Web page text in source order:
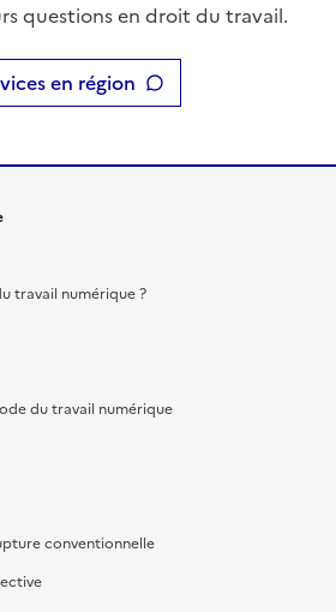
questions en droit du travail.
en région
travail numérique ?
du travail numérique
conventionnelle